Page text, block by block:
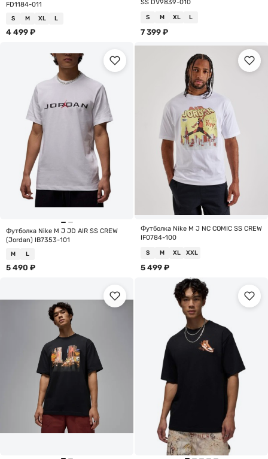
FD1184-011
S M XL L
4 499 ₽
SS DV9839-010
S M XL L
7 399 ₽
Футболка Nike M J JD AIR SS CREW
(Jordan) IB7353-101
M L
5 490 ₽
Футболка Nike M J NC COMIC SS CREW
IF0784-100
S M XL XXL
5 499 ₽